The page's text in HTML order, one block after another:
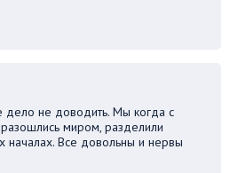
дело не доводить. Мы когда с
миром, разделили
началах. Все довольны и нервы